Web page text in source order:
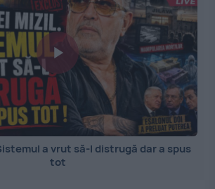
a vrut să-l distrugă dar a spus
tot